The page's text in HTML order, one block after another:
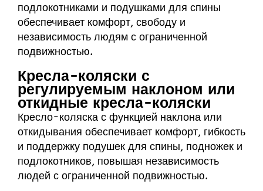
подлокотниками и подушками для спины
обеспечивает комфорт, свободу и
независимость людям с ограниченной
подвижностью.
Кресла-коляски с
регулируемым наклоном или
откидные кресла-коляски
Кресло-коляска с функцией наклона или
откидывания обеспечивает комфорт, гибкость
и поддержку подушек для спины, подножек и
подлокотников, повышая независимость
людей с ограниченной подвижностью.